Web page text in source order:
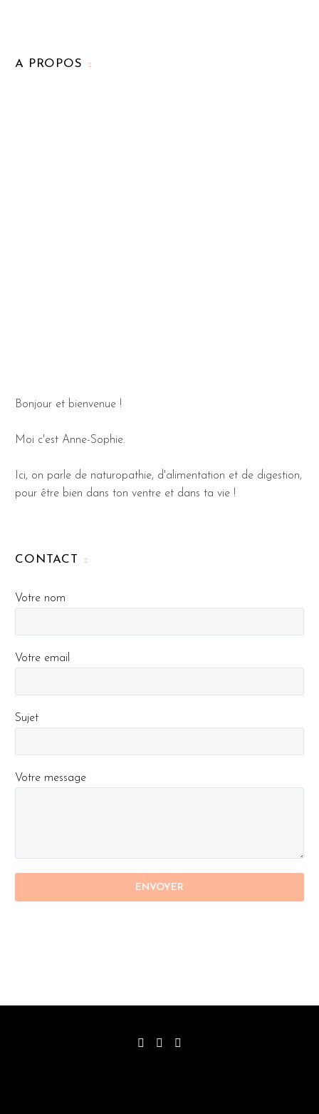
A PROPOS
Bonjour et bienvenue !
Moi c'est Anne-Sophie.
Ici, on parle de naturopathie, d'alimentation et de digestion,
pour être bien dans ton ventre et dans ta vie !
CONTACT
Votre nom
Votre email
Sujet
Votre message